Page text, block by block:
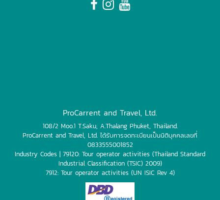
ProCarrent and Travel, Ltd.
108/2 Moo.1 T.Saku, A.Thalang Phuket, Thailand.
ProCarrent and Travel, Ltd. ได้รับการจดทะเบียนเป็นนิติบุคคลเลขที่
0833555001852
Industry Codes | 79120: Tour operator activities (Thailand Standard
Industrial Classification (TSIC) 2009)
7912: Tour operator activities (UN ISIC Rev 4)